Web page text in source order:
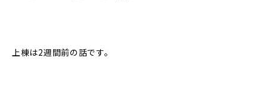
上棟は2週間前の話です。